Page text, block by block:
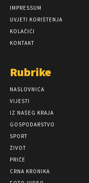
IMPRESSUM
UVJETI KORIŠTENJA
KOLAČIĆI
KONTAKT
Rubrike
NASLOVNICA
VIJESTI
IZ NAŠEG KRAJA
GOSPODARSTVO
SPORT
ŽIVOT
PRIČE
CRNA KRONIKA